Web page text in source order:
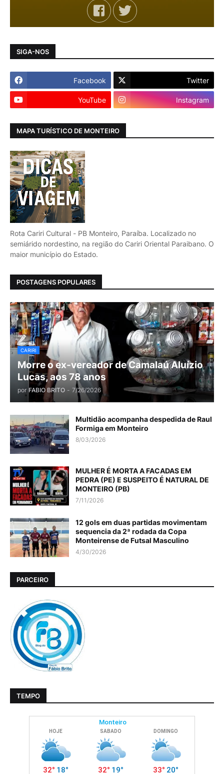
SIGA-NOS
Facebook Twitter
YouTube Instagram
MAPA TURÍSTICO DE MONTEIRO
Rota Cariri Cultural - PB Monteiro, Paraíba. Localizado no
semiárido nordestino, na região do Cariri Oriental Paraibano. O
maior município do Estado.
POSTAGENS POPULARES
CARIRI
Morre o ex-vereador de Camalaú Aluízio
Lucas, aos 78 anos
por FABIO BRITO - 7/26/2026
Multidão acompanha despedida de Raul
Formiga em Monteiro
8/03/2026
MULHER É MORTA A FACADAS EM
PEDRA (PE) E SUSPEITO É NATURAL DE
MONTEIRO (PB)
7/11/2026
12 gols em duas partidas movimentam
sequencia da 2ª rodada da Copa
Monteirense de Futsal Masculino
4/30/2026
PARCEIRO
TEMPO